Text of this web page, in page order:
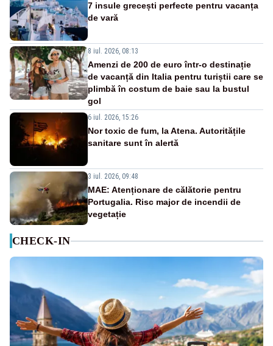
7 insule grecești perfecte pentru vacanța
de vară
8 iul. 2026, 08:13
Amenzi de 200 de euro într-o destinație
de vacanță din Italia pentru turiștii care se
plimbă în costum de baie sau la bustul
gol
6 iul. 2026, 15:26
Nor toxic de fum, la Atena. Autoritățile
sanitare sunt în alertă
3 iul. 2026, 09:48
MAE: Atenționare de călătorie pentru
Portugalia. Risc major de incendii de
vegetație
CHECK-IN